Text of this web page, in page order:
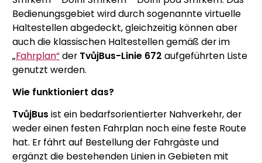
Bedienungsgebiet wird durch sogenannte virtuelle
Haltestellen abgedeckt, gleichzeitig können aber
auch die klassischen Haltestellen gemäß der im
„Fahrplan“der TvůjBus-Linie 672 aufgeführten Liste
genutzt werden.
Wie funktioniert das?
TvůjBus ist ein bedarfsorientierter Nahverkehr, der
weder einen festen Fahrplan noch eine feste Route
hat. Er fährt auf Bestellung der Fahrgäste und
ergänzt die bestehenden Linien in Gebieten mit